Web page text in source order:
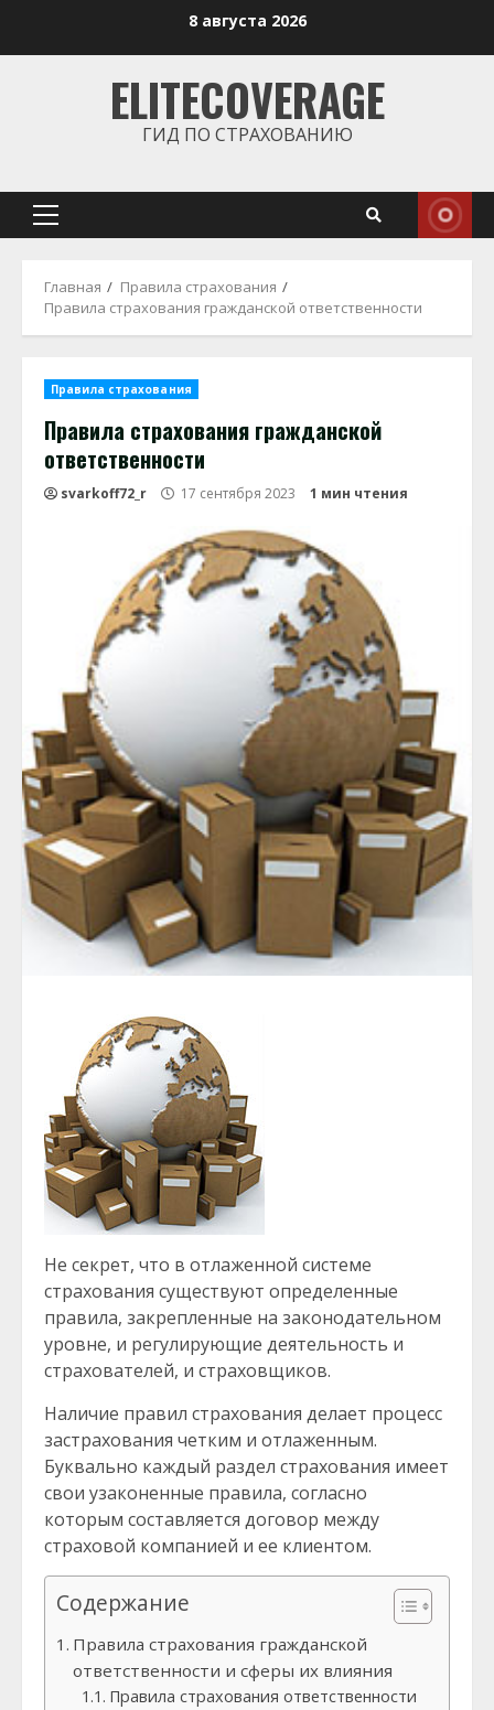
8 августа 2026
ELITECOVERAGE
ГИД ПО СТРАХОВАНИЮ
Основное
Главная
Правила страхования
Правила страхования гражданской ответственности
Правила страхования
Правила страхования гражданской
ответственности
svarkoff72_r 17 сентября 2023 1 мин чтения
Не секрет, что в отлаженной системе
страхования существуют определенные
правила, закрепленные на законодательном
уровне, и регулирующие деятельность и
страхователей, и страховщиков.
Наличие правил страхования делает процесс
застрахования четким и отлаженным.
Буквально каждый раздел страхования имеет
свои узаконенные правила, согласно
которым составляется договор между
страховой компанией и ее клиентом.
Содержание
Правила страхования гражданской
ответственности и сферы их влияния
Правила страхования ответственности